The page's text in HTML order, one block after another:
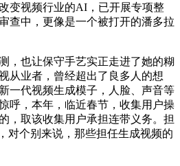
变视频行业的AI，已开展专项整
查中，更像是一个被打开的潘多拉
也让保守手艺实正走进了她的糊
从业者，曾经超出了良多人的想
一代视频生成模子，人脸、声音等
呼，本年，临近春节，收集用户操
，取该收集用户承担连带义务。担
对个别来说，那些担任生成视频的